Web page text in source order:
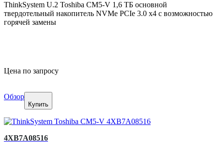
ThinkSystem U.2 Toshiba CM5-V 1,6 ТБ основной
твердотельный накопитель NVMe PCIe 3.0 x4 с возможностью
горячей замены
Цена по запросу
Обзор
Купить
4XB7A08516